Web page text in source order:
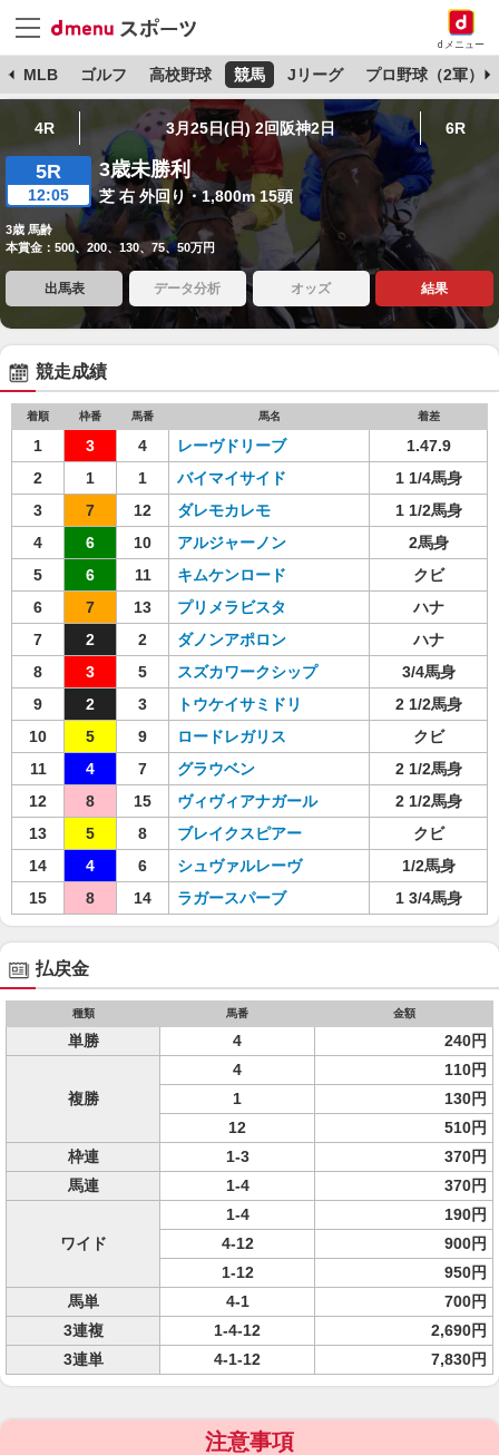
dメニュー
MLB ゴルフ 高校野球 競馬 Jリーグ プロ野球（2軍）
4R 3月25日(日) 2回阪神2日 6R
5R
12:05
3歳未勝利
芝 右 外回り・1,800m 15頭
3歳 馬齢
本賞金：500、200、130、75、50万円
出馬表 データ分析 オッズ 結果
競走成績
着順 枠番 馬番 馬名 着差
1 3 4 レーヴドリーブ
1.47.9
2
1 1 バイマイサイド
1 1/4馬身
3
7 12 ダレモカレモ
1 1/2馬身
4
6 10 アルジャーノン
2馬身
5
6 11 キムケンロード
クビ
6
7 13 プリメラビスタ
ハナ
7
2 2 ダノンアポロン
ハナ
8
3 5 スズカワークシップ
3/4馬身
9
2 3 トウケイサミドリ
2 1/2馬身
10
5 9 ロードレガリス
クビ
11
4 7 グラウベン
2 1/2馬身
12
8 15 ヴィヴィアナガール
2 1/2馬身
13
5 8 ブレイクスピアー
クビ
14
4 6 シュヴァルレーヴ
1/2馬身
15
8 14 ラガースパーブ 1 3/4馬身
払戻金
種類 馬番 金額
単勝 4 240円
複勝
4
110円
1
130円
12
510円
枠連
1-3
370円
馬連
1-4 370円
ワイド
1-4
190円
4-12
900円
1-12
950円
馬単
4-1
700円
3連複
1-4-12
2,690円
3連単
4-1-12 7,830円
注意事項